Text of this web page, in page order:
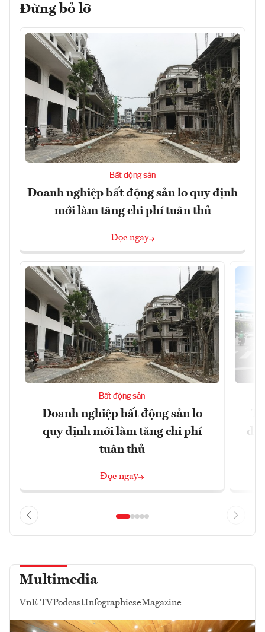
Đừng bỏ lỡ
Bất động sản
Doanh nghiệp bất động sản lo quy định
mới làm tăng chi phí tuân thủ
Đọc ngay
Bất động sản
Doanh nghiệp bất động sản lo
quy định mới làm tăng chi phí
tuân thủ
Đọc ngay
Multimedia
VnE TVPodcastInfographicseMagazine